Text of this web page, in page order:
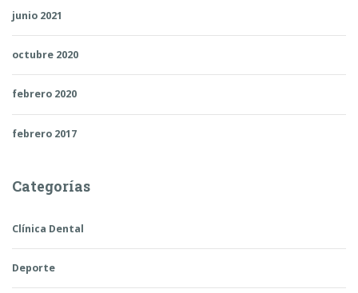
junio 2021
octubre 2020
febrero 2020
febrero 2017
Categorías
Clínica Dental
Deporte